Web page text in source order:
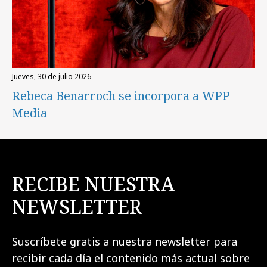
jueves, 30 de julio 2026
Rebeca Benarroch se incorpora a WPP
Media
RECIBE NUESTRA
NEWSLETTER
Suscríbete gratis a nuestra newsletter para
recibir cada día el contenido más actual sobre